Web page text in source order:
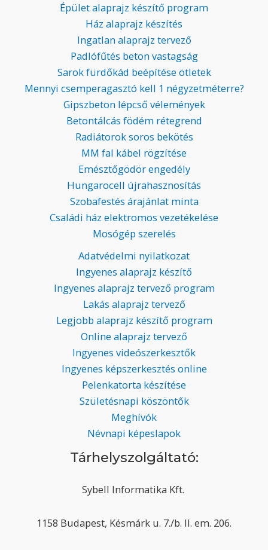
Épület alaprajz készítő program
Ház alaprajz készítés
Ingatlan alaprajz tervező
Padlófűtés beton vastagság
Sarok fürdőkád beépítése ötletek
Mennyi csemperagasztó kell 1 négyzetméterre?
Gipszbeton lépcső vélemények
Betontálcás födém rétegrend
Radiátorok soros bekötés
MM fal kábel rögzítése
Emésztőgödör engedély
Hungarocell újrahasznosítás
Szobafestés árajánlat minta
Családi ház elektromos vezetékelése
Mosógép szerelés
Adatvédelmi nyilatkozat
Ingyenes alaprajz készítő
Ingyenes alaprajz tervező program
Lakás alaprajz tervező
Legjobb alaprajz készítő program
Online alaprajz tervező
Ingyenes videószerkesztők
Ingyenes képszerkesztés online
Pelenkatorta készítése
Születésnapi köszöntők
Meghívók
Névnapi képeslapok
Tárhelyszolgáltató:
Sybell Informatika Kft.
1158 Budapest, Késmárk u. 7./b. II. em. 206.